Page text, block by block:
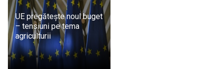
UE pregătește noul buget
– tensiuni pe tema
agriculturii